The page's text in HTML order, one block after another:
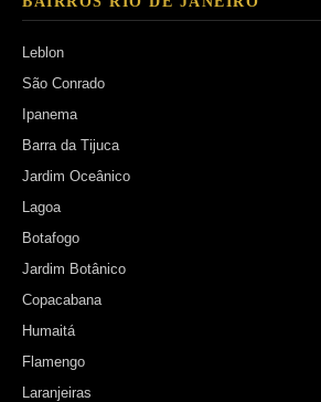
Leblon
São Conrado
Ipanema
Barra da Tijuca
Jardim Oceânico
Lagoa
Botafogo
Jardim Botânico
Copacabana
Humaitá
Flamengo
Laranjeiras